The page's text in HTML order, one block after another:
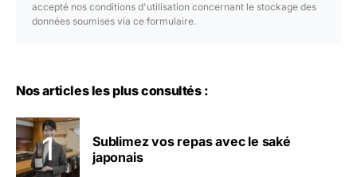
accepté nos conditions d'utilisation concernant le stockage des
données soumises via ce formulaire.
Nos articles les plus consultés :
Sublimez vos repas avec le saké
japonais